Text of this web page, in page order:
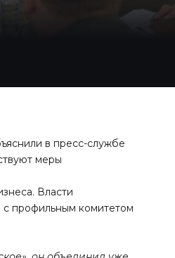
в пресс-службе
меры
Власти
с профильным комитетом